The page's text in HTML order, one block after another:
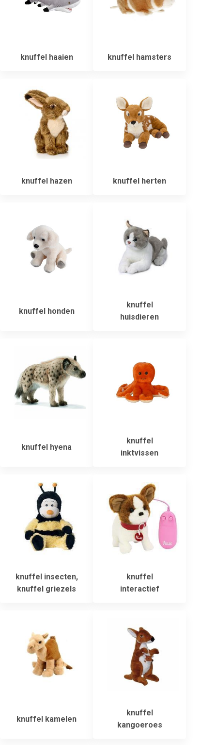
knuffel haaien knuffel hamsters
knuffel hazen knuffel herten
knuffel honden
knuffel
huisdieren
knuffel hyena
knuffel
inktvissen
knuffel insecten,
knuffel griezels
knuffel
interactief
knuffel kamelen
knuffel
kangoeroes